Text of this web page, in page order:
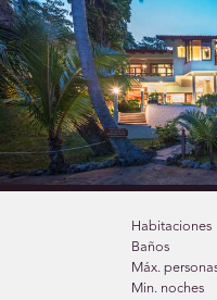
Habitaciones
Baños
Máx.
Min. noches